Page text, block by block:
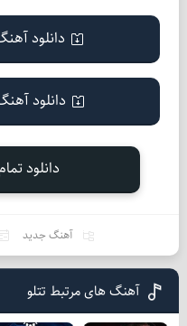
دانلود
دانلود
دانلود
آهنگ جدید
آهنگ های مرتبط تتلو